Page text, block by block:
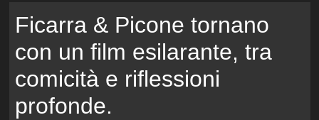
Ficarra & Picone tornano
con un film esilarante, tra
comicità e riflessioni
profonde.